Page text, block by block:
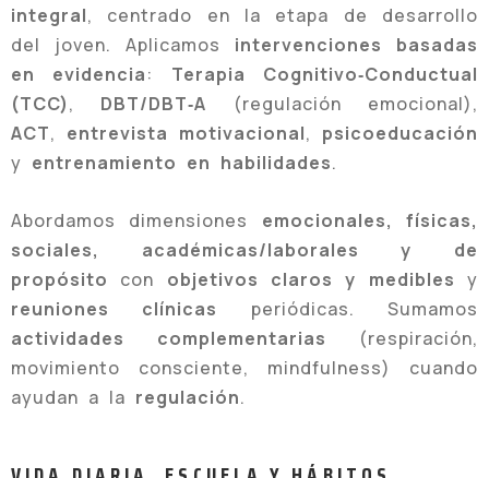
integral, centrado en la etapa de desarrollo
del joven. Aplicamos intervenciones basadas
en evidencia: Terapia Cognitivo‑Conductual
(TCC), DBT/DBT‑A (regulación emocional),
ACT, entrevista motivacional, psicoeducación
y entrenamiento en habilidades.
Abordamos dimensiones emocionales, físicas,
sociales, académicas/laborales y de
propósito con objetivos claros y medibles y
reuniones clínicas
periódicas. Sumamos
actividades complementarias (respiración,
movimiento consciente, mindfulness) cuando
ayudan a la regulación.